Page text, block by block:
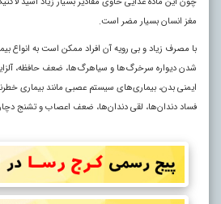
مغز انسان بسیار مضر است.
با مصرف زیاد و بی رویه آن افراد ممکن است به انواع
شدن دیواره سرخرگ‌ها و سیاهرگ‌ها، ضعف حافظه،
فساد دندان‌ها، لقی دندان‌ها، ضعف اعصاب و تشنج